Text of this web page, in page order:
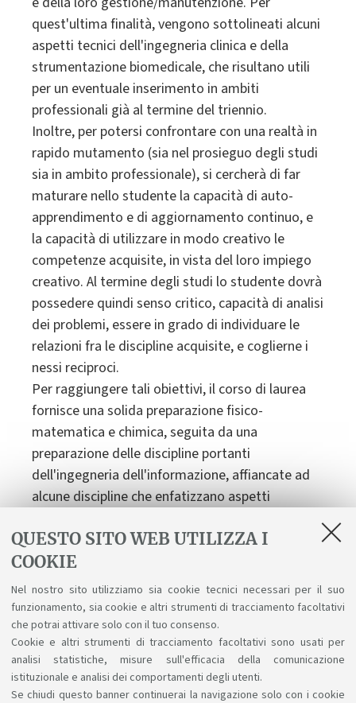
QUESTO SITO WEB UTILIZZA I
COOKIE
Nel nostro sito utilizziamo sia cookie tecnici necessari per il suo
funzionamento, sia cookie e altri strumenti di tracciamento facoltativi
che potrai attivare solo con il tuo consenso.
Cookie e altri strumenti di tracciamento facoltativi sono usati per
analisi statistiche, misure sull'efficacia della comunicazione
istituzionale e analisi dei comportamenti degli utenti.
Se chiudi questo banner continuerai la navigazione solo con i cookie
quest'ultima finalità, vengono sottolineati alcuni
aspetti tecnici dell'ingegneria clinica e della
strumentazione biomedicale, che risultano utili
per un eventuale inserimento in ambiti
professionali già al termine del triennio.
Inoltre, per potersi confrontare con una realtà in
rapido mutamento (sia nel prosieguo degli studi
sia in ambito professionale), si cercherà di far
maturare nello studente la capacità di auto-
apprendimento e di aggiornamento continuo, e
la capacità di utilizzare in modo creativo le
competenze acquisite, in vista del loro impiego
creativo. Al termine degli studi lo studente dovrà
possedere quindi senso critico, capacità di analisi
dei problemi, essere in grado di individuare le
relazioni fra le discipline acquisite, e coglierne i
nessi reciproci.
Per raggiungere tali obiettivi, il corso di laurea
fornisce una solida preparazione fisico-
matematica e chimica, seguita da una
preparazione delle discipline portanti
dell'ingegneria dell'informazione, affiancate ad
alcune discipline che enfatizzano aspetti
dell'ingegneria industriale. Viene inoltre dato
risalto ad alcune conoscenze interdisciplinari che
coniugano ingegneria e medicina-biologia, e
provvedono alla formazione di quegli aspetti
tipici della cultura multidisciplinare e
professionalizzante dell'ingegnere biomedico.